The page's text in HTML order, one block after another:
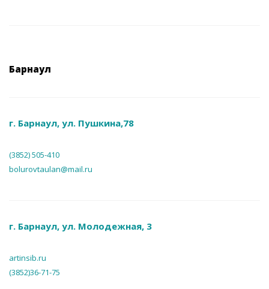
Барнаул
г. Барнаул, ул. Пушкина,78
(3852) 505-410
bolurovtaulan@mail.ru
г. Барнаул, ул. Молодежная, 3
artinsib.ru
(3852)36-71-75